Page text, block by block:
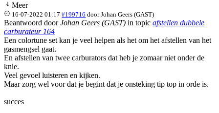
Meer
16-07-2022 01:17 #199716 doorJohan Geers (GAST)
Beantwoord doorJohan Geers (GAST) in topic afstellen dubbele
carburateur 164
Een colortune set kan je veel helpen als het om het afstellen van het
gasmengsel gaat.
En afstellen van twee carburators dat heb je zomaar niet onder de
knie.
Veel gevoel luisteren en kijken.
Maar zorg wel voor dat je begint dat je onsteking tip top in orde is.
succes